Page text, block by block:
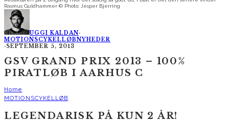
Rasmus Guldhammer © Photo: Jesper Bjerring
UGGI KALDAN·
MOTIONSCYKELLØBNYHEDER
·SEPTEMBER 5, 2013
GSV GRAND PRIX 2013 – 100%
PIRATLØB I AARHUS C
Home
MOTIONSCYKELLØB
LEGENDARISK PÅ KUN 2 ÅR!